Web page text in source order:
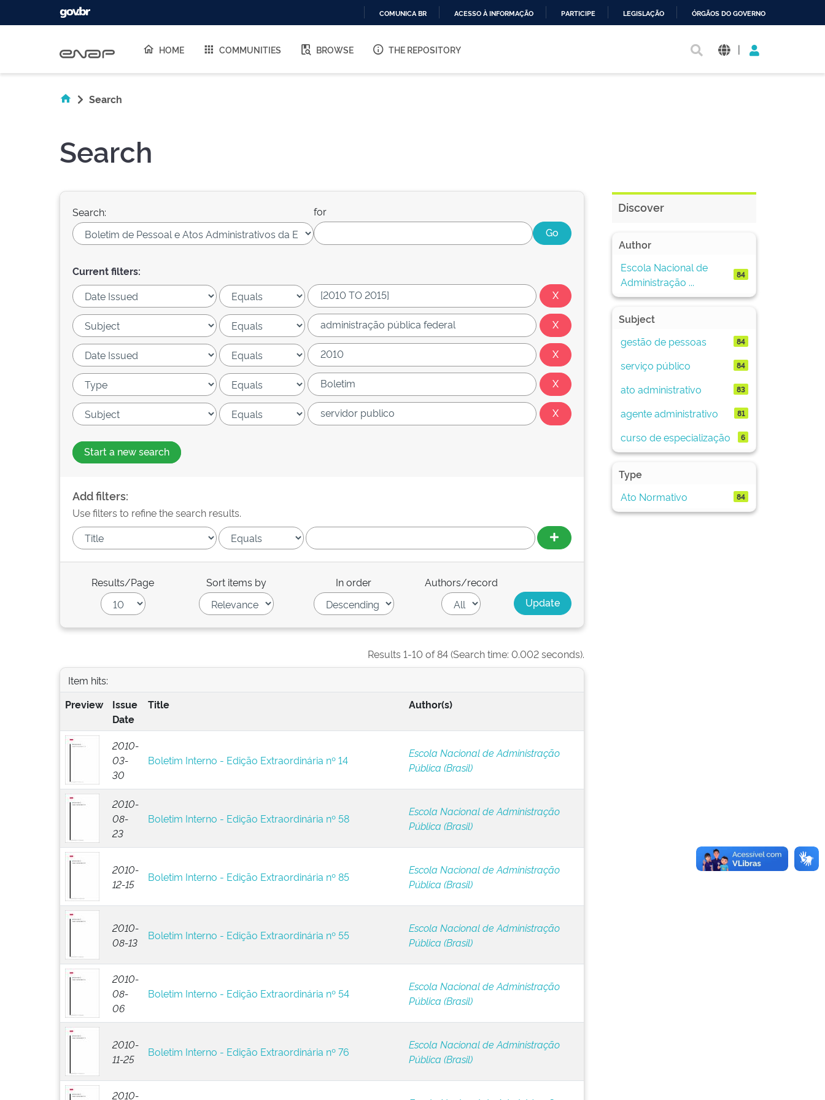
O
COMUNICA BR ACESSO À INFORMAÇÃO PARTICIPE LEGISLAÇÃO ÓRGÃOS DO GOVERNO
HOME COMMUNITIES BROWSE THE REPOSITORY |
Search
Search
Search: for
Current filters:
Start a new search
Add filters:
Use filters to refine the search results.
Results/Page Sort items by In order Authors/record
Results 1-10 of 84 (Search time: 0.002 seconds).
Item hits:
Preview
Issue
Date
Title Author(s)
2010-
03-
30
Boletim Interno - Edição Extraordinária nº 14
Escola Nacional de Administração
Pública (Brasil)
2010-
08-
23
Boletim Interno - Edição Extraordinária nº 58
Escola Nacional de Administração
Pública (Brasil)
2010-
12-15
Boletim Interno - Edição Extraordinária nº 85
Escola Nacional de Administração
Pública (Brasil)
2010-
08-13
Boletim Interno - Edição Extraordinária nº 55
Escola Nacional de Administração
Pública (Brasil)
2010-
08-
06
Boletim Interno - Edição Extraordinária nº 54
Escola Nacional de Administração
Pública (Brasil)
2010-
11-25
Boletim Interno - Edição Extraordinária nº 76
Escola Nacional de Administração
Pública (Brasil)
2010-
Discover
Author
Escola Nacional de
Administração ...
84
Subject
gestão de pessoas
84
serviço público 84
ato administrativo 83
agente administrativo 81
curso de especialização 6
Type
Ato Normativo
84